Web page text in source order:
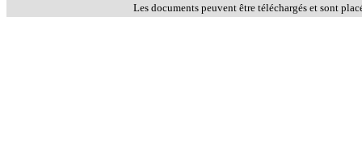
Les documents peuvent être téléchargés et sont